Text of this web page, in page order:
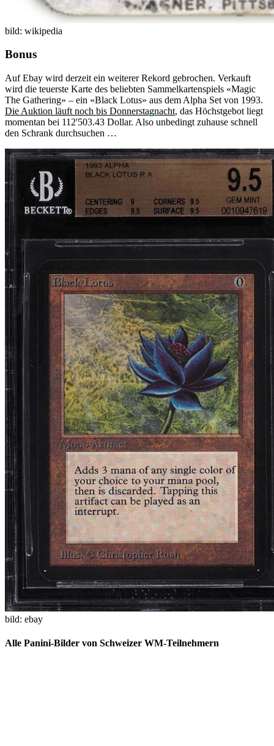
bild: wikipedia
Bonus
Auf Ebay wird derzeit ein weiterer Rekord gebrochen. Verkauft
wird die teuerste Karte des beliebten Sammelkartenspiels «Magic
The Gathering» – ein «Black Lotus» aus dem Alpha Set von 1993.
Die Auktion läuft noch bis Donnerstagnacht, das Höchstgebot liegt
momentan bei 112'503.43 Dollar. Also unbedingt zuhause schnell
den Schrank durchsuchen …
bild: ebay
Alle Panini-Bilder von Schweizer WM-Teilnehmern